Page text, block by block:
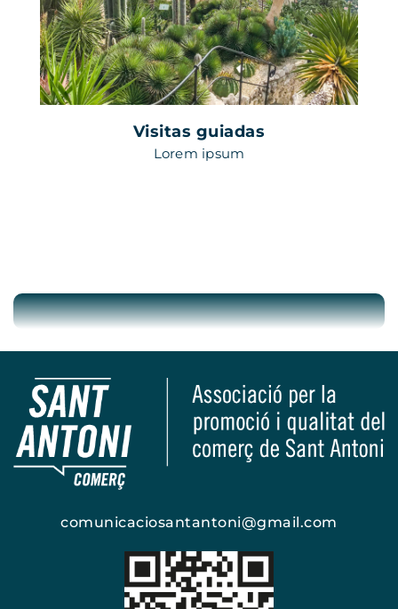
Visitas guiadas
Lorem ipsum
comunicaciosantantoni@gmail.com